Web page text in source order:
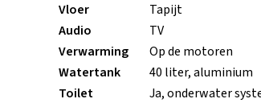
Vloer
Tapijt
Audio
TV
Verwarming
Op de motoren
Watertank
40 liter, aluminium
Toilet
Ja, onderwater